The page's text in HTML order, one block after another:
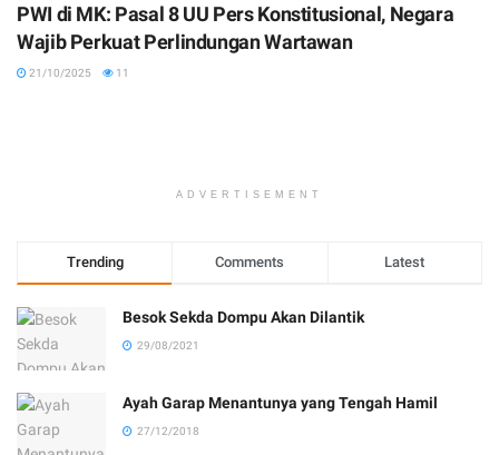
PWI di MK: Pasal 8 UU Pers Konstitusional, Negara
Wajib Perkuat Perlindungan Wartawan
21/10/2025 11
ADVERTISEMENT
Trending Comments Latest
Besok Sekda Dompu Akan Dilantik
29/08/2021
Ayah Garap Menantunya yang Tengah Hamil
27/12/2018